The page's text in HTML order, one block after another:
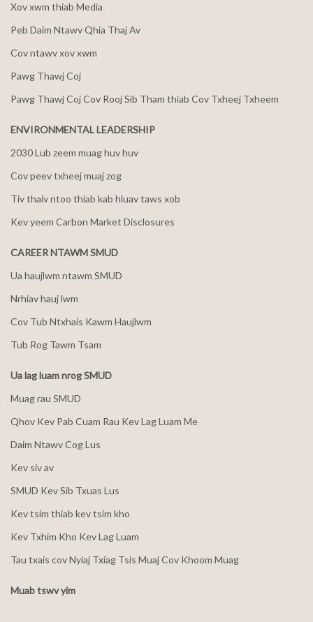
Xov xwm thiab Media
Peb Daim Ntawv Qhia Thaj Av
Cov ntawv xov xwm
Pawg Thawj Coj
Pawg Thawj Coj Cov Rooj Sib Tham thiab Cov Txheej Txheem
ENVIRONMENTAL LEADERSHIP
2030 Lub zeem muag huv huv
Cov peev txheej muaj zog
Tiv thaiv ntoo thiab kab hluav taws xob
Kev yeem Carbon Market Disclosures
CAREER NTAWM SMUD
Ua haujlwm ntawm SMUD
Nrhiav hauj lwm
Cov Tub Ntxhais Kawm Haujlwm
Tub Rog Tawm Tsam
Ua lag luam nrog SMUD
Muag rau SMUD
Qhov Kev Pab Cuam Rau Kev Lag Luam Me
Daim Ntawv Cog Lus
Kev siv av
SMUD Kev Sib Txuas Lus
Kev tsim thiab kev tsim kho
Kev Txhim Kho Kev Lag Luam
Tau txais cov Nyiaj Txiag Tsis Muaj Cov Khoom Muag
Muab tswv yim